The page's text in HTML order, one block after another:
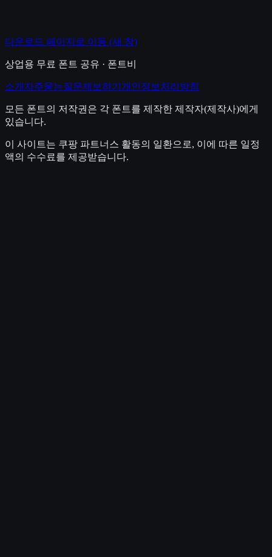
다운로드 페이지로 이동 (새 창)
상업용 무료 폰트 공유 · 폰트비
소개 자주묻는질문제보하기 개인정보처리방침
모든 폰트의 저작권은 각 폰트를 제작한 제작자(제작사)에게
있습니다.
이 사이트는 쿠팡 파트너스 활동의 일환으로, 이에 따른 일정
액의 수수료를 제공받습니다.